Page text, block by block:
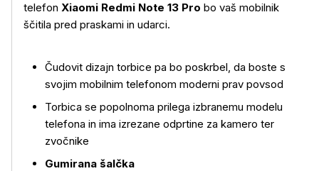
telefon Xiaomi Redmi Note 13 Pro bo vaš mobilnik
ščitila pred praskami in udarci.
Čudovit dizajn torbice pa bo poskrbel, da boste s
svojim mobilnim telefonom moderni prav povsod
Torbica se popolnoma prilega izbranemu modelu
telefona in ima izrezane odprtine za kamero ter
zvočnike
Gumirana šalčka